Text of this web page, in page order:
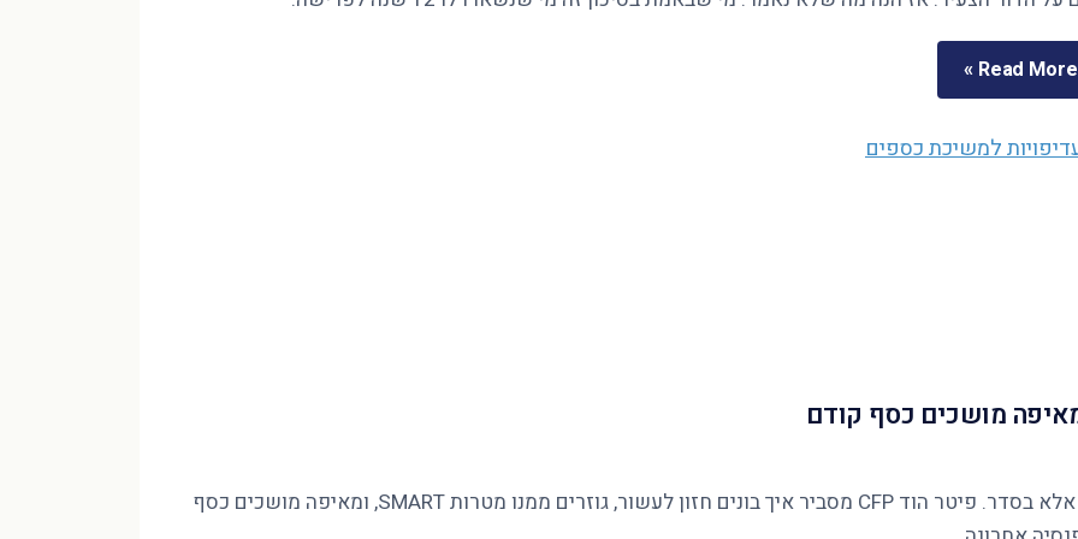
Read More »
מושכים כסף קודם
מינוס בהכנסה של 10,000 ₪ לא נסגר בחיסכון שאין לכם, אלא בסדר. פיטר הוד CFP מסביר איך בונים חזון לעשור, גוזרים ממנו מטרות SMART, ומאיפה מושכים כסף